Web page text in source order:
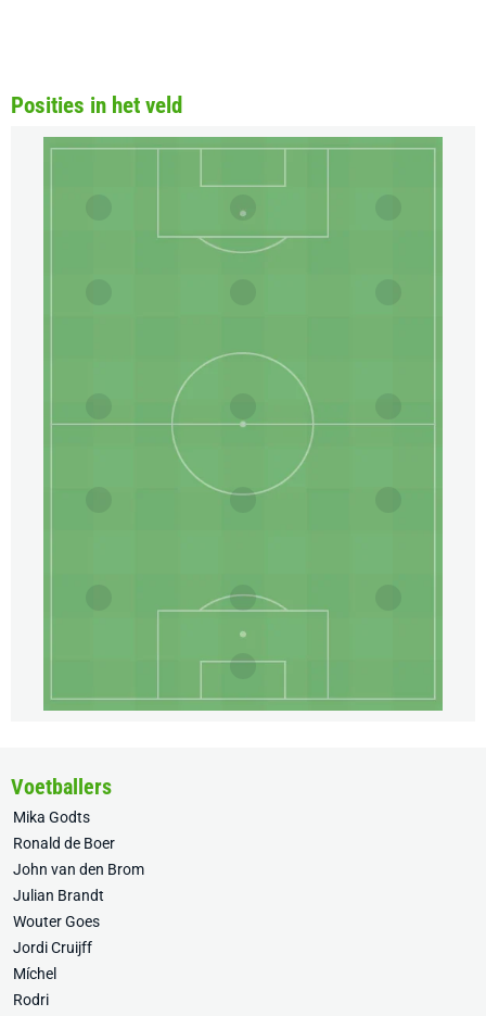
Posities in het veld
Voetballers
Mika Godts
Ronald de Boer
John van den Brom
Julian Brandt
Wouter Goes
Jordi Cruijff
Míchel
Rodri